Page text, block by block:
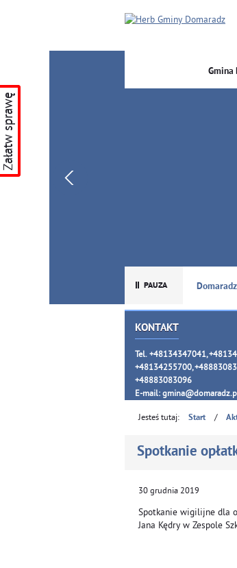
Gmina
KONTAKT
Tel. +48134347041,
+48134255700,
+48883083096
E-mail:
Załatw sprawę
Jesteś tutaj: Start /
Spotkanie
30 grudnia 2019
Spotkanie wigilijne dla
Jana Kędry w Zespole